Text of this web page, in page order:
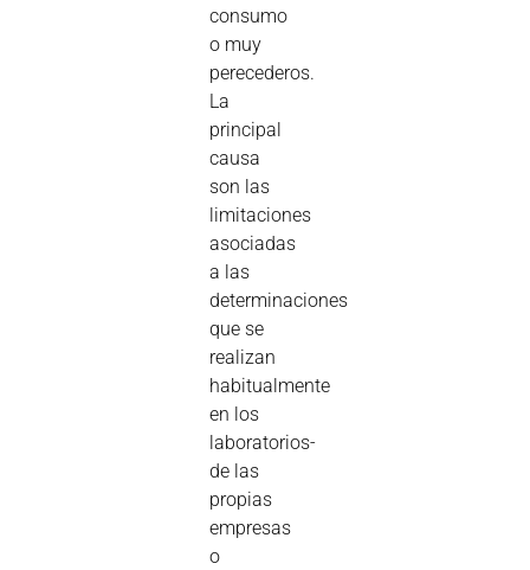
consumo
o muy
perecederos.
La
principal
causa
son las
limitaciones
asociadas
a las
determinaciones
que se
realizan
habitualmente
en los
laboratorios-
de las
propias
empresas
o